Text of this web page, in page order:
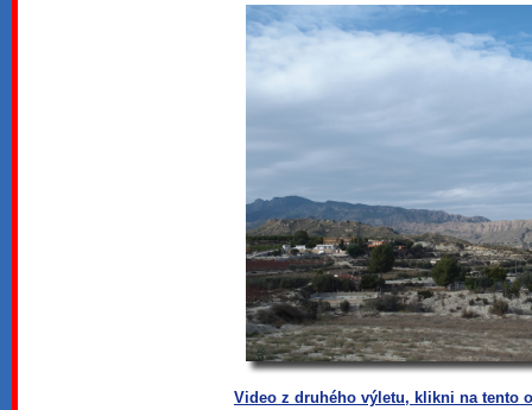
Video z druhého výletu, klikni na tento